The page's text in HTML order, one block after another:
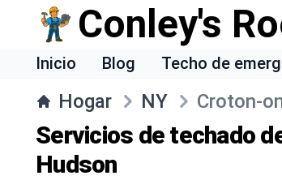
Conley's
Inicio Blog Techo de
Hogar NY Croton-
Servicios de techado
Hudson